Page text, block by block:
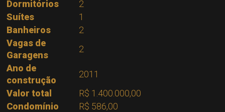
Dormitórios
2
Suítes
1
Banheiros
2
Vagas de
Garagens
2
Ano de
construção
2011
Valor total
R$ 1.400.000,00
Condomínio
R$ 586,00